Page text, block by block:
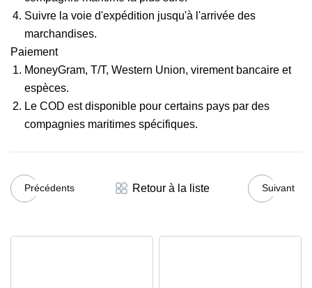
Suivre la voie d'expédition jusqu'à l'arrivée des
marchandises.
Paiement
MoneyGram, T/T, Western Union, virement bancaire et
espèces.
Le COD est disponible pour certains pays par des
compagnies maritimes spécifiques.
Précédents Retour à la liste Suivant